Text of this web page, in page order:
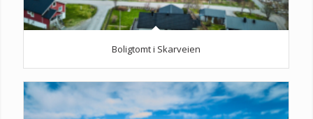
Boligtomt i Skarveien